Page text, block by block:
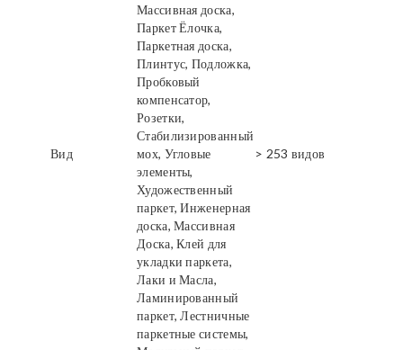
Вид
Массивная доска,
Паркет Ёлочка,
Паркетная доска,
Плинтус, Подложка,
Пробковый
компенсатор,
Розетки,
Стабилизированный
мох, Угловые
элементы,
Художественный
паркет, Инженерная
доска, Массивная
Доска, Клей для
укладки паркета,
Лаки и Масла,
Ламинированный
паркет, Лестничные
паркетные системы,
> 253 видов